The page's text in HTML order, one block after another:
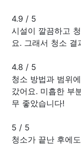
4.9 / 5
시설이 깔끔하고
요. 그래서 청소 결
4.8 / 5
청소 방법과 범위
갔어요. 미흡한 부
무 좋았습니다!
5 / 5
청소가 끝난 후에